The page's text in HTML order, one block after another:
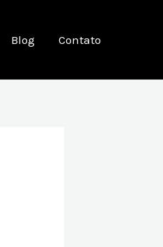
Blog Contato